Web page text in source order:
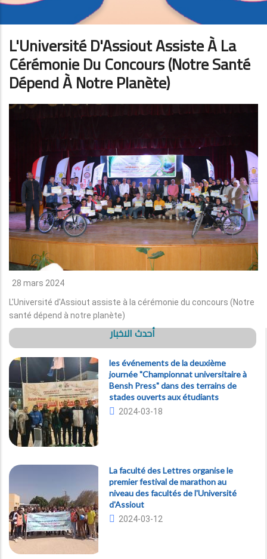
L'Université D'Assiout Assiste À La
Cérémonie Du Concours (Notre Santé
Dépend À Notre Planète)
28 mars 2024
L'Université d'Assiout assiste à la cérémonie du concours (Notre
santé dépend à notre planète)
أحدث الاخبار
les événements de la deuxième
journée "Championnat universitaire à
Bensh Press" dans des terrains de
stades ouverts aux étudiants
2024-03-18
La faculté des Lettres organise le
premier festival de marathon au
niveau des facultés de l'Université
d'Assiout
2024-03-12